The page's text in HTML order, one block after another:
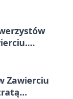
Zawierciu